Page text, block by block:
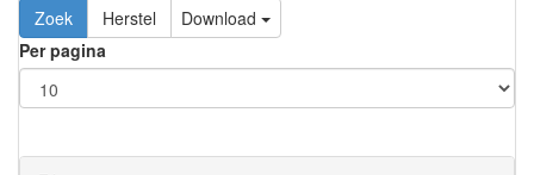
Download
Per pagina